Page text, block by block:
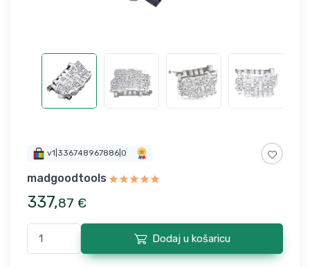
v1|336748967886|0
madgoodtools
337,87 €
Dodaj u košaricu